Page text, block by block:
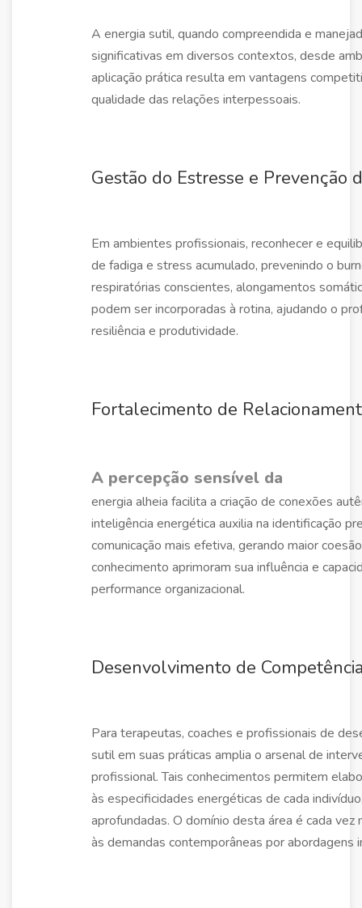
A energia sutil, quando compreendida e
significativas em diversos contextos, desde
aplicação prática resulta em vantagens
qualidade das relações interpessoais.
Gestão do Estresse e Prevenção
Em ambientes profissionais, reconhecer e
de fadiga e stress acumulado, prevenindo o
respiratórias conscientes, alongamentos
podem ser incorporadas à rotina, ajudando o
resiliência e produtividade.
Fortalecimento de
A percepção sensível da
energia alheia facilita a criação de conexões
inteligência energética auxilia na identificação
comunicação mais efetiva, gerando maior
conhecimento aprimoram sua influência e
performance organizacional.
Desenvolvimento de
Para terapeutas, coaches e profissionais de
sutil em suas práticas amplia o arsenal de
profissional. Tais conhecimentos permitem
às especificidades energéticas de cada
aprofundadas. O domínio desta área é cada
às demandas contemporâneas por abordagens